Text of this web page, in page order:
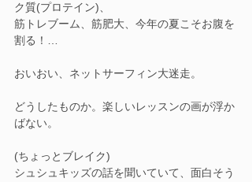
ク質(プロテイン)、
筋トレブーム、筋肥大、今年の夏こそお腹を
割る！…
おいおい、ネットサーフィン大迷走。
どうしたものか。楽しいレッスンの画が浮か
ばない。
(ちょっとブレイク)
シュシュキッズの話を聞いていて、面白そう